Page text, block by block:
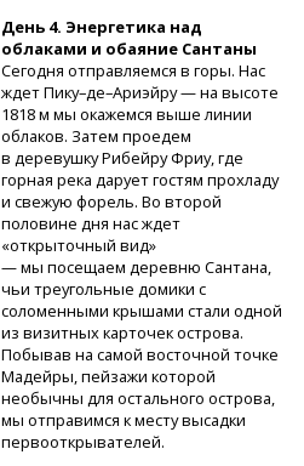
День 4. Энергетика над
облаками и обаяние Сантаны
Сегодня отправляемся в горы. Нас
ждет Пику–де–Ариэйру — на высоте
1818 м мы окажемся выше линии
облаков. Затем проедем
в деревушку Рибейру Фриу, где
горная река дарует гостям прохладу
и свежую форель. Во второй
половине дня нас ждет
«открыточный вид»
— мы посещаем деревню Сантана,
чьи треугольные домики с
соломенными крышами стали одной
из визитных карточек острова.
Побывав на самой восточной точке
Мадейры, пейзажи которой
необычны для остального острова,
мы отправимся к месту высадки
первооткрывателей.